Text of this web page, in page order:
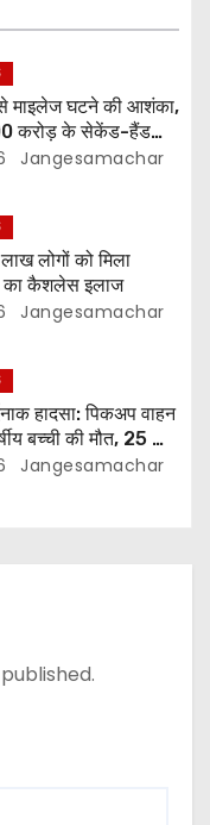
माइलेज घटने की आशंका,
करोड़ के सेकेंड-हैंड
असर
Jangesamachar
लोगों को मिला
का कैशलेस इलाज
Jangesamachar
हादसा: पिकअप वाहन
बच्ची की मौत, 25 लोग
Jangesamachar